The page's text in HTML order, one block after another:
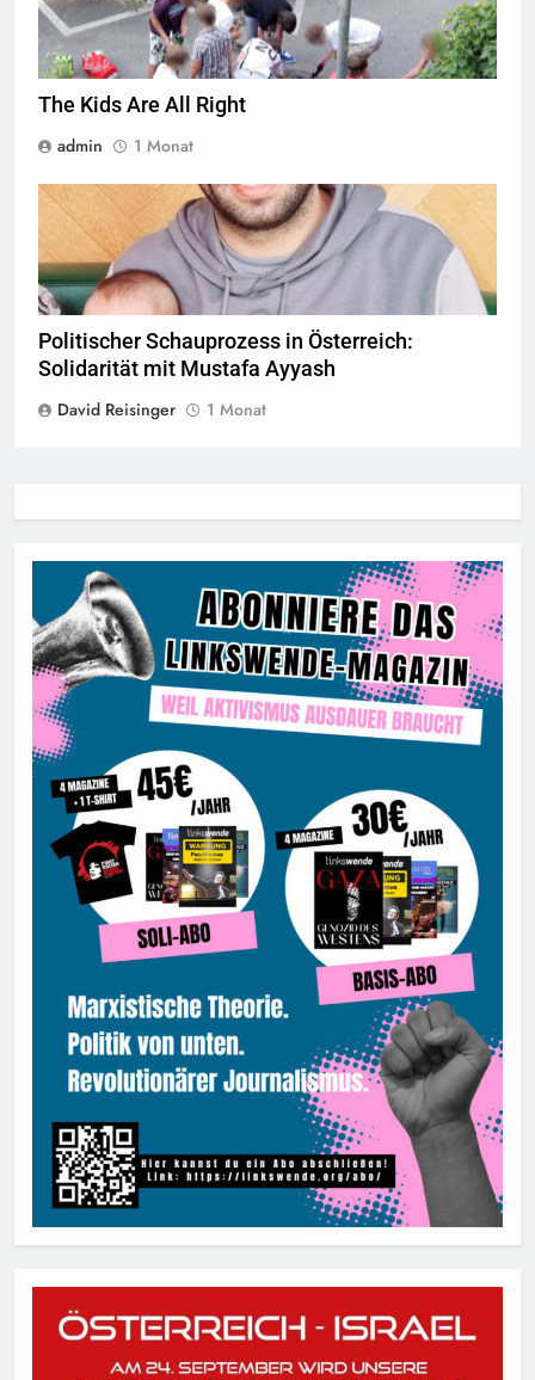
The Kids Are All Right
admin
1 Monat
© Twitter Mustafa ayyash
Politischer Schauprozess in Österreich:
Solidarität mit Mustafa Ayyash
David Reisinger
1 Monat